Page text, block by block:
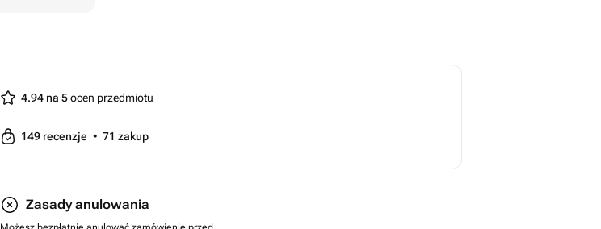
4.94 na 5ocen przedmiotu
149 recenzje • 71 zakup
Zasady anulowania